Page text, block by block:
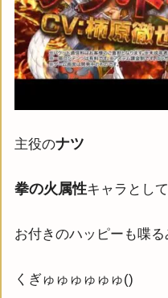
主役のナツ
拳の火属性キャラとし
お付きのハッピーも喋
くぎゅゅゅゅゅゅ()